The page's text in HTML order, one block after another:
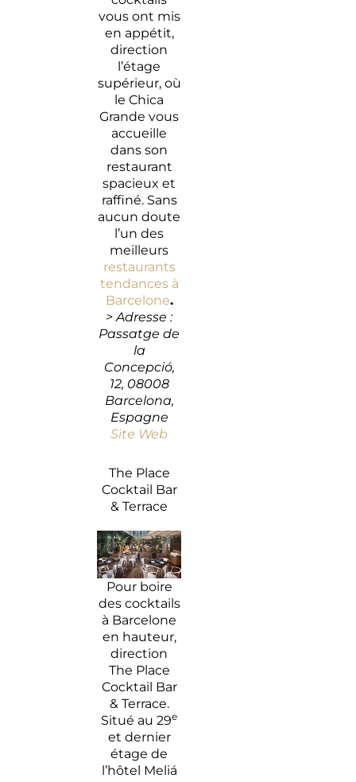
vous ont mis
en appétit,
direction
l’étage
supérieur, où
le Chica
Grande vous
accueille
dans son
restaurant
spacieux et
raffiné. Sans
aucun doute
l’un des
meilleurs
restaurants
tendances à
Barcelone.
> Adresse :
Passatge de
la
Concepció,
12, 08008
Barcelona,
Espagne
Site Web
The Place
Cocktail Bar
& Terrace
Pour boire
des cocktails
à Barcelone
en hauteur,
direction
The Place
Cocktail Bar
& Terrace.
Situé au 29e
et dernier
étage de
l’hôtel Meliá